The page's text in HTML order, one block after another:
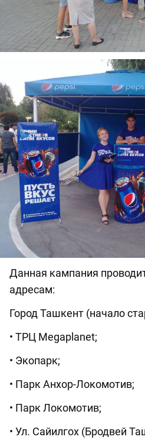
Данная кампания
адресам:
Город Ташкент (начало
• ТРЦ Megaplanet;
• Экопарк;
• Парк Анхор-Локомотив;
• Парк Локомотив;
• Ул. Сайилгох (Бродвей